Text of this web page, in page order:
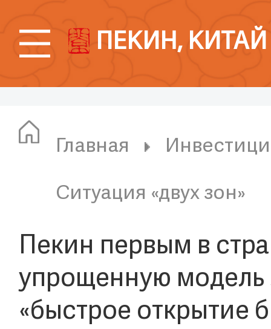
ПЕКИН, КИТАЙ
Главная
Ситуация «двух зон»
Пекин первым в
упрощенную
«быстрое открытие